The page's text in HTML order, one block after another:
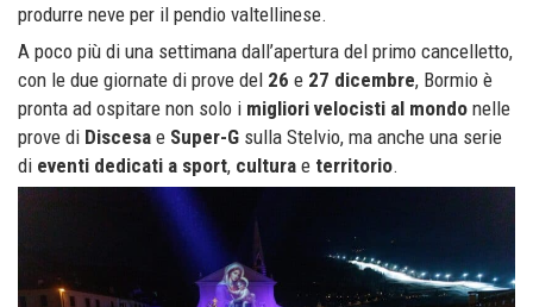
produrre neve per il pendio valtellinese.
A poco più di una settimana dall’apertura del primo cancelletto,
con le due giornate di prove del 26 e 27 dicembre, Bormio è
pronta ad ospitare non solo i migliori velocisti al mondo nelle
prove di Discesa e Super-G sulla Stelvio, ma anche una serie
di eventi dedicati a sport, cultura e territorio.